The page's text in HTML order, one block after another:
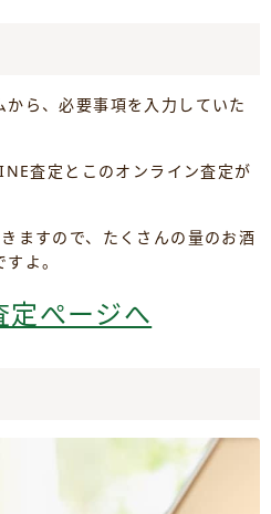
ら、必要事項を入力していた
査定とこのオンライン査定が
ますので、たくさんの量のお酒
よ。
定ぺージへ